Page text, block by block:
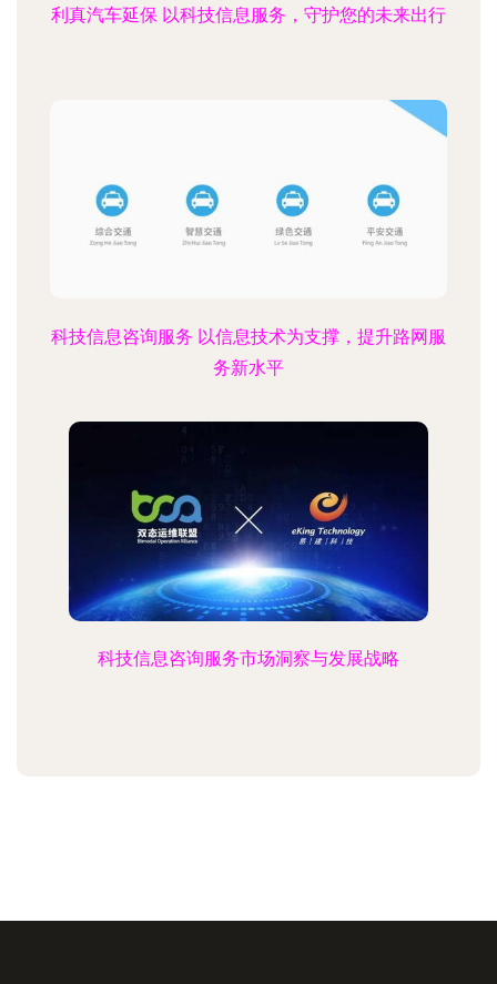
利真汽车延保 以科技信息服务，守护您的未来出行
科技信息咨询服务 以信息技术为支撑，提升路网服
务新水平
科技信息咨询服务市场洞察与发展战略